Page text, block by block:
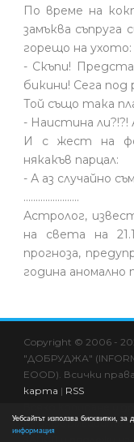
Уебсайтът използва бисквитки, за
информация
По време на
замъква
горещо на ухото:
- Скъпи!
бикини! Сега
Той също така
- Наистина ли?!?!
И с жест на
някакъв парцал:
- А аз случайно
.......................
Астролог,
на света на
прогноза,
година
Copyright © 2006 -
"ДОБРУДЖА"
EOOD). Всички
карта | RSS
на информациите в
ЗАПСП и подлежи на